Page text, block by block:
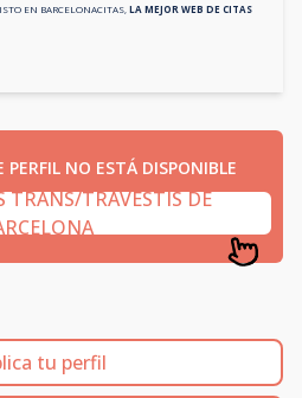
EN BARCELONACITAS LA MEJOR WEB DE CITAS
NO ESTÁ DISPONIBLE
TRANS/TRAVESTIS DE
tu perfil